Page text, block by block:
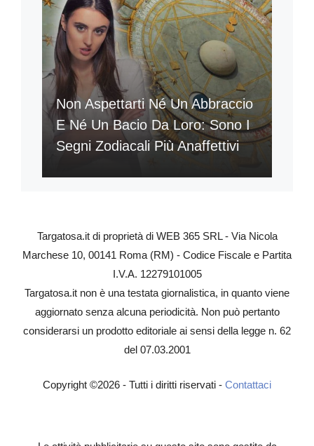
Non Aspettarti Né Un Abbraccio
E Né Un Bacio Da Loro: Sono I
Segni Zodiacali Più Anaffettivi
Targatosa.it di proprietà di WEB 365 SRL - Via Nicola
Marchese 10, 00141 Roma (RM) - Codice Fiscale e Partita
I.V.A. 12279101005
Targatosa.it non è una testata giornalistica, in quanto viene
aggiornato senza alcuna periodicità. Non può pertanto
considerarsi un prodotto editoriale ai sensi della legge n. 62
del 07.03.2001
Copyright ©2026 - Tutti i diritti riservati - Contattaci